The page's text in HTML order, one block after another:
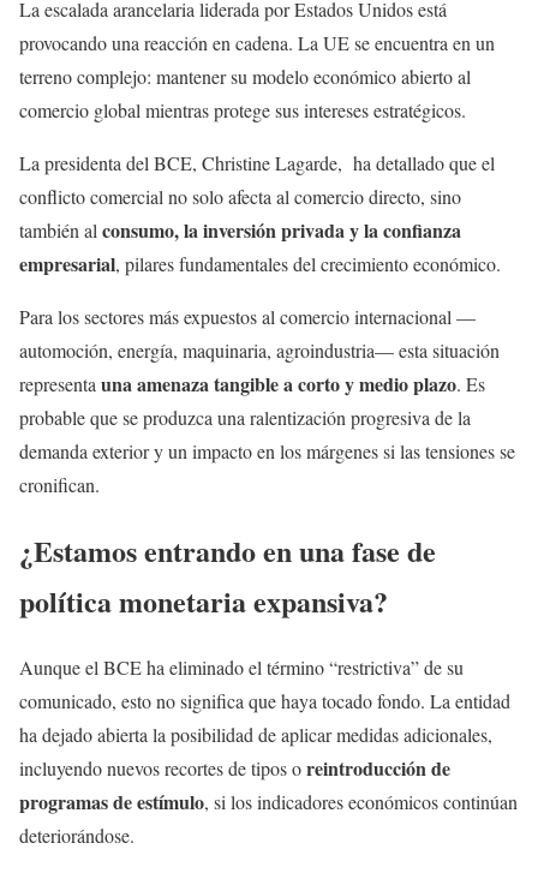
La escalada arancelaria liderada por Estados Unidos está
provocando una reacción en cadena. La UE se encuentra en un
terreno complejo: mantener su modelo económico abierto al
comercio global mientras protege sus intereses estratégicos.
La presidenta del BCE, Christine Lagarde, ha detallado que el
conflicto comercial no solo afecta al comercio directo, sino
también al consumo, la inversión privada y la confianza
empresarial, pilares fundamentales del crecimiento económico.
Para los sectores más expuestos al comercio internacional —
automoción, energía, maquinaria, agroindustria— esta situación
representa una amenaza tangible a corto y medio plazo. Es
probable que se produzca una ralentización progresiva de la
demanda exterior y un impacto en los márgenes si las tensiones se
cronifican.
¿Estamos entrando en una fase de
política monetaria expansiva?
Aunque el BCE ha eliminado el término “restrictiva” de su
comunicado, esto no significa que haya tocado fondo. La entidad
ha dejado abierta la posibilidad de aplicar medidas adicionales,
incluyendo nuevos recortes de tipos oreintroducción de
programas de estímulo, si los indicadores económicos continúan
deteriorándose.